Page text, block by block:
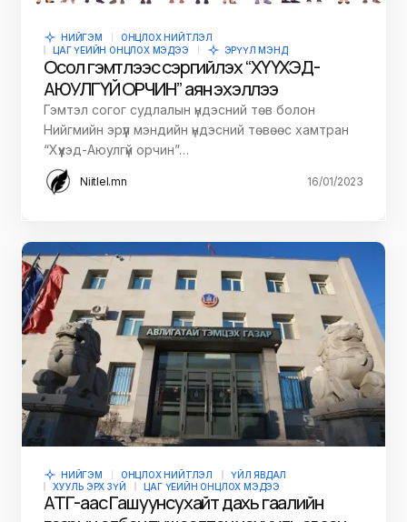
НИЙГЭМ
ОНЦЛОХ НИЙТЛЭЛ
ЦАГ ҮЕИЙН ОНЦЛОХ МЭДЭЭ
ЭРҮҮЛ МЭНД
Осол гэмтлээс сэргийлэх “ХҮҮХЭД-
АЮУЛГҮЙ ОРЧИН” аян эхэллээ
Гэмтэл согог судлалын үндэсний төв болон
Нийгмийн эрүүл мэндийн үндэсний төвөөс хамтран
“Хүүхэд-Аюулгүй орчин”…
Niitlel.mn 16/01/2023
НИЙГЭМ ОНЦЛОХ НИЙТЛЭЛ
ҮЙЛ ЯВДАЛ
ХУУЛЬ ЭРХ ЗҮЙ
ЦАГ ҮЕИЙН ОНЦЛОХ МЭДЭЭ
АТГ-аас Гашуунсухайт дахь гаалийн